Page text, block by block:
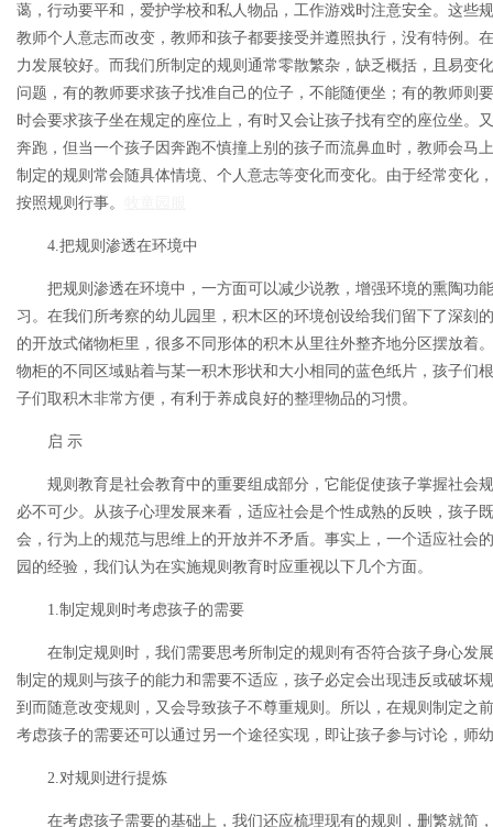
蔼，行动要平和，爱护学校和私人物品，工作游戏时注意安全。这些
教师个人意志而改变，教师和孩子都要接受并遵照执行，没有特例。
力发展较好。而我们所制定的规则通常零散繁杂，缺乏概括，且易变
问题，有的教师要求孩子找准自己的位子，不能随便坐；有的教师则
时会要求孩子坐在规定的座位上，有时又会让孩子找有空的座位坐。
奔跑，但当一个孩子因奔跑不慎撞上别的孩子而流鼻血时，教师会马
制定的规则常会随具体情境、个人意志等变化而变化。由于经常变化
按照规则行事。
4.把规则渗透在环境中
把规则渗透在环境中，一方面可以减少说教，增强环境的熏陶功
习。在我们所考察的幼儿园里，积木区的环境创设给我们留下了深刻
的开放式储物柜里，很多不同形体的积木从里往外整齐地分区摆放着
物柜的不同区域贴着与某一积木形状和大小相同的蓝色纸片，孩子们
子们取积木非常方便，有利于养成良好的整理物品的习惯。
启 示
规则教育是社会教育中的重要组成部分，它能促使孩子掌握社会
必不可少。从孩子心理发展来看，适应社会是个性成熟的反映，孩子
会，行为上的规范与思维上的开放并不矛盾。事实上，一个适应社会
园的经验，我们认为在实施规则教育时应重视以下几个方面。
1.制定规则时考虑孩子的需要
在制定规则时，我们需要思考所制定的规则有否符合孩子身心发
制定的规则与孩子的能力和需要不适应，孩子必定会出现违反或破坏
到而随意改变规则，又会导致孩子不尊重规则。所以，在规则制定之
考虑孩子的需要还可以通过另一个途径实现，即让孩子参与讨论，师
2.对规则进行提炼
在考虑孩子需要的基础上，我们还应梳理现有的规则，删繁就简